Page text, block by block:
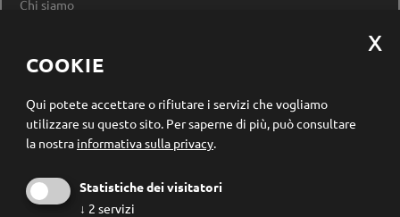
Chi siamo
Modificare le impostazioni dei cookie
Registrazione newsletter
COOKIE
Qui potete accettare o rifiutare i servizi che vogliamo
utilizzare su questo sito. Per saperne di più, può consultare
la nostra informativa sulla privacy.
Statistiche dei visitatori
↓ 2 servizi